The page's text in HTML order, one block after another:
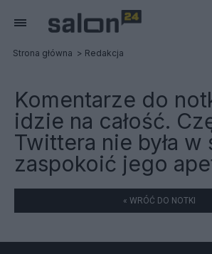
Strona główna Redakcja
Komentarze do
idzie na całość.
Twittera nie była w
zaspokoić jego
« WRÓĆ DO NOTKI